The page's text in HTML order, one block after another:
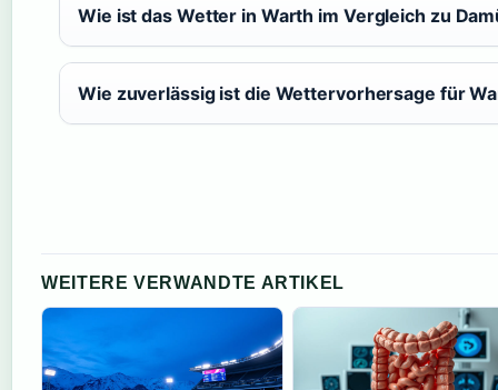
Wie ist das Wetter in Warth im Vergleich zu
Wie zuverlässig ist die Wettervorhersage für
WEITERE VERWANDTE ARTIKEL